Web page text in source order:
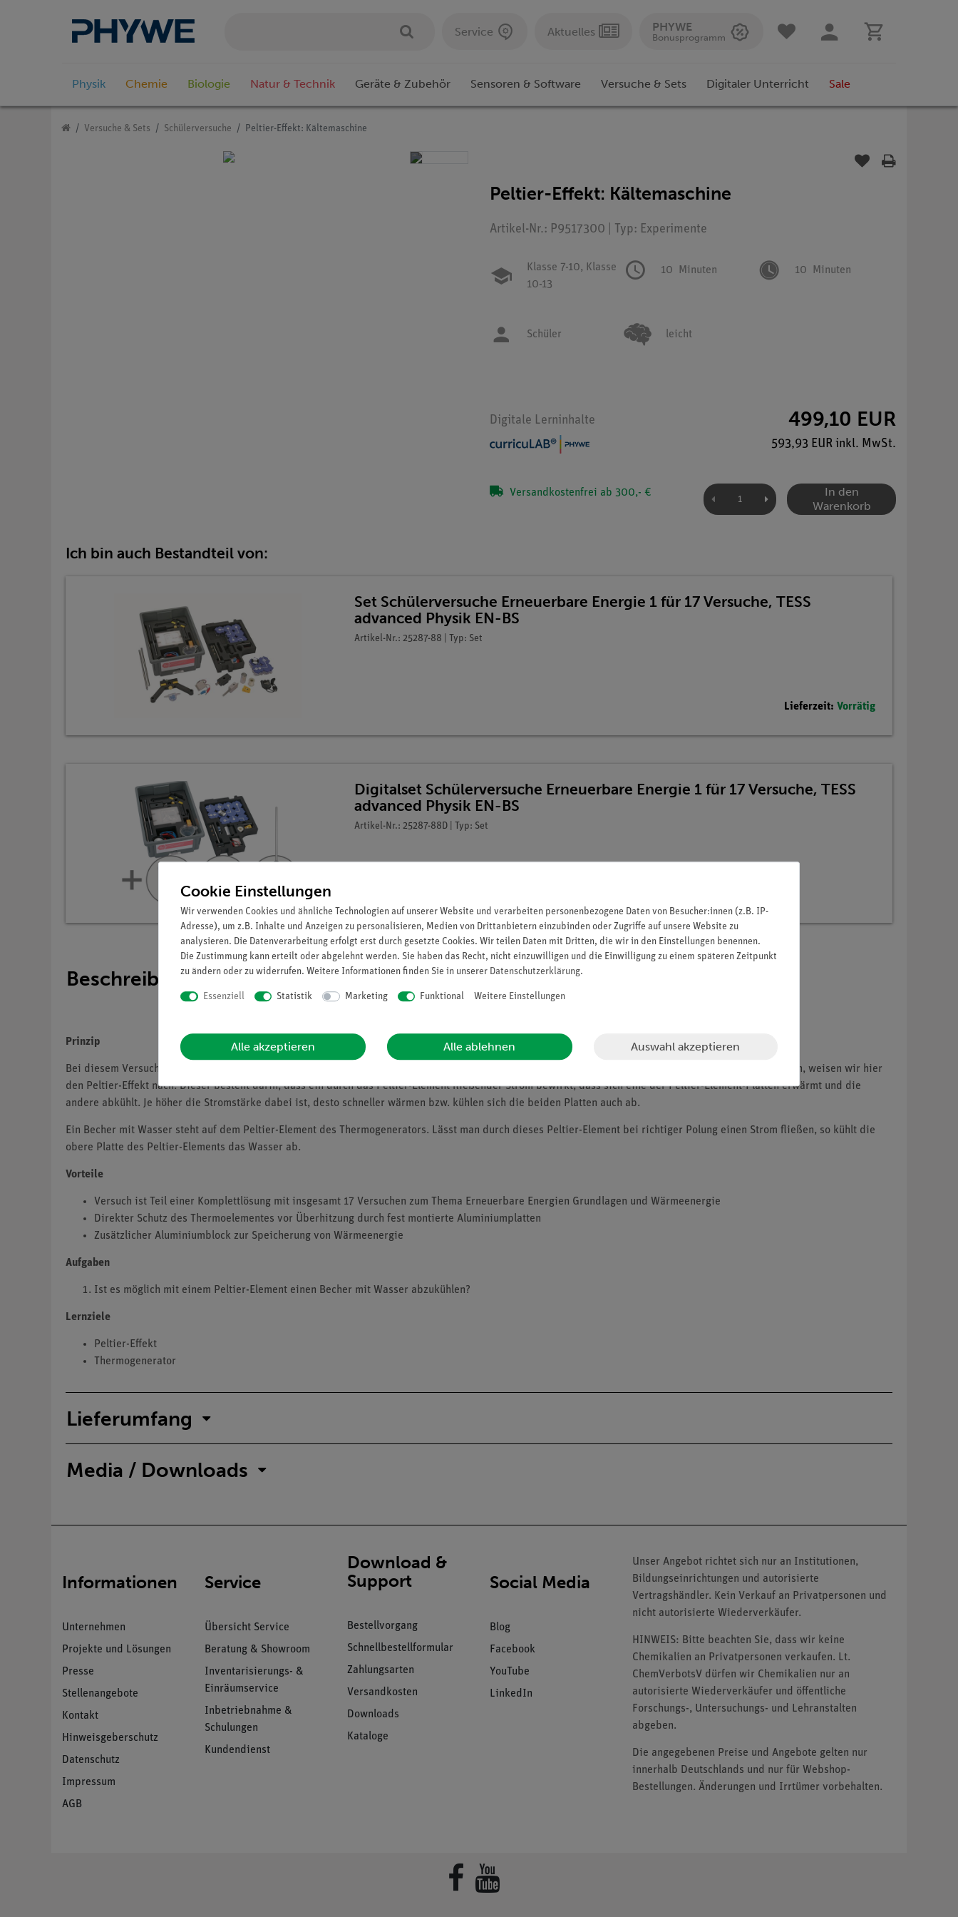
Service Aktuelles PHYWE
Bonusprogramm
Physik Chemie Biologie Natur & Technik Geräte & Zubehör Sensoren & Software Versuche & Sets Digitaler Unterricht Sale
Versuche & Sets Schülerversuche Peltier-Effekt: Kältemaschine
Peltier-Effekt: Kältemaschine
Artikel-Nr.: P9517300 | Typ: Experimente
Klasse 7-10, Klasse
10-13
10 Minuten 10 Minuten
Schüler leicht
Digitale Lerninhalte 499,10 EUR
593,93 EUR inkl. MwSt.
Versandkostenfrei ab 300,- €
In den
Warenkorb
Ich bin auch Bestandteil von:
Set Schülerversuche Erneuerbare Energie 1 für 17 Versuche, TESS
advanced Physik EN-BS
Artikel-Nr.: 25287-88 | Typ: Set
Lieferzeit: Vorrätig
Digitalset Schülerversuche Erneuerbare Energie 1 für 17 Versuche, TESS
advanced Physik EN-BS
Artikel-Nr.: 25287-88D | Typ: Set
Beschreibung
Prinzip
Bei diesem Versuch wird der in Versuch 7.1 gezeigte Effekt umgekehrt. Anstatt mit Hilfe des Thermogenerators Wärme in elektrische Energie umzuwandeln, weisen wir hier
den Peltier-Effekt nach. Dieser besteht darin, dass ein durch das Peltier-Element fließender Strom bewirkt, dass sich eine der Peltier-Element-Platten erwärmt und die
andere abkühlt. Je höher die Stromstärke dabei ist, desto schneller wärmen bzw. kühlen sich die beiden Platten auch ab.
Ein Becher mit Wasser steht auf dem Peltier-Element des Thermogenerators. Lässt man durch dieses Peltier-Element bei richtiger Polung einen Strom fließen, so kühlt die
obere Platte des Peltier-Elements das Wasser ab.
Vorteile
Versuch ist Teil einer Komplettlösung mit insgesamt 17 Versuchen zum Thema Erneuerbare Energien Grundlagen und Wärmeenergie
Direkter Schutz des Thermoelementes vor Überhitzung durch fest montierte Aluminiumplatten
Zusätzlicher Aluminiumblock zur Speicherung von Wärmeenergie
Aufgaben
Ist es möglich mit einem Peltier-Element einen Becher mit Wasser abzukühlen?
Lernziele
Peltier-Effekt
Thermogenerator
Lieferumfang
Media / Downloads
Informationen
Unternehmen
Projekte und Lösungen
Presse
Stellenangebote
Kontakt
Hinweisgeberschutz
Datenschutz
Impressum
AGB
Service
Übersicht Service
Beratung & Showroom
Inventarisierungs- &
Einräumservice
Inbetriebnahme &
Schulungen
Kundendienst
Download &
Support
Bestellvorgang
Schnellbestellformular
Zahlungsarten
Versandkosten
Downloads
Kataloge
Social Media
Blog
Facebook
YouTube
LinkedIn
Unser Angebot richtet sich nur an Institutionen,
Bildungseinrichtungen und autorisierte
Vertragshändler. Kein Verkauf an Privatpersonen und
nicht autorisierte Wiederverkäufer.
HINWEIS: Bitte beachten Sie, dass wir keine
Chemikalien an Privatpersonen verkaufen. Lt.
ChemVerbotsV dürfen wir Chemikalien nur an
autorisierte Wiederverkäufer und öffentliche
Forschungs-, Untersuchungs- und Lehranstalten
abgeben.
Die angegebenen Preise und Angebote gelten nur
innerhalb Deutschlands und nur für Webshop-
Bestellungen. Änderungen und Irrtümer vorbehalten.
Cookie Einstellungen
Wir verwenden Cookies und ähnliche Technologien auf unserer Website und verarbeiten personenbezogene Daten von Besucher:innen (z.B. IP-
Adresse), um z.B. Inhalte und Anzeigen zu personalisieren, Medien von Drittanbietern einzubinden oder Zugriffe auf unsere Website zu
analysieren. Die Datenverarbeitung erfolgt erst durch gesetzte Cookies. Wir teilen Daten mit Dritten, die wir in den Einstellungen benennen.
Die Zustimmung kann erteilt oder abgelehnt werden. Sie haben das Recht, nicht einzuwilligen und die Einwilligung zu einem späteren Zeitpunkt
zu ändern oder zu widerrufen. Weitere Informationen finden Sie in unserer Daten­schutz­erklärung.
Essenziell Statistik Marketing Funktional Weitere Einstellungen
Alle akzeptieren Alle ablehnen Auswahl akzeptieren